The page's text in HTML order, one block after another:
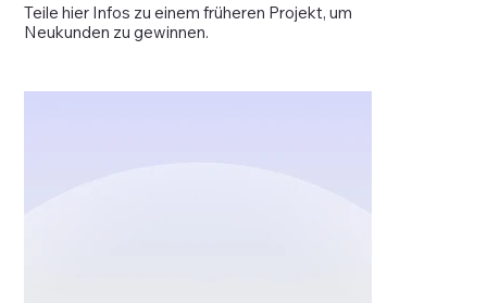
Teile hier Infos zu einem früheren Projekt, um
Neukunden zu gewinnen.